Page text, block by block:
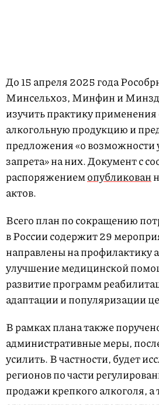
До 15 апреля 2025 года
Минсельхоз, Минфин и
изучить практику применения
алкогольную продукцию и
предложения «о возможности
запрета» на них. Документ с
распоряжениемопубликован
актов.
Всего план по сокращению
в России содержит 29
направлены на профилактику
улучшение медицинской
развитие программ
адаптации и популяризации
В рамках плана также
административные меры,
усилить. В частности, будет
регионов по части
продажи крепкого алкоголя,